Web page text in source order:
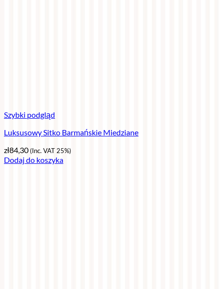
Szybki podgląd
Luksusowy Sitko Barmańskie Miedziane
zł84,30(Inc. VAT 25%)
Dodaj do koszyka